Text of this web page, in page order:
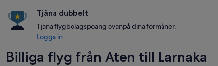
Tjäna dubbelt
Tjäna flygbolagspoäng ovanpå dina förmåner.
Logga in
Billiga flyg från Aten till Larnaka